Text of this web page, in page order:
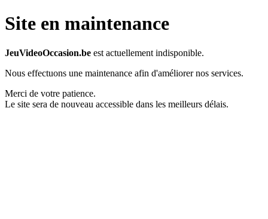
Site en maintenance
JeuVideoOccasion.be est actuellement indisponible.
Nous effectuons une maintenance afin d'améliorer nos services.
Merci de votre patience.
Le site sera de nouveau accessible dans les meilleurs délais.